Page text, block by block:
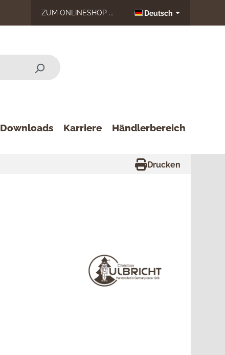
ZUM ONLINESHOP ... Deutsch
Downloads Karriere Händlerbereich
Drucken